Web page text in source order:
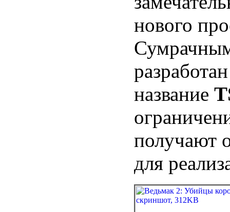
нового
название
получают
для